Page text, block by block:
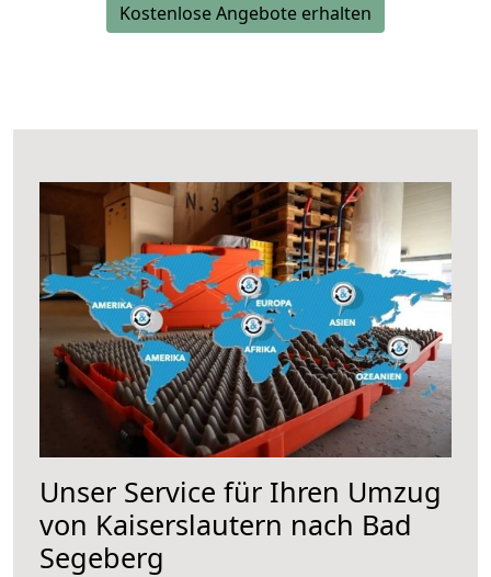
Kostenlose Angebote erhalten
Unser Service für Ihren Umzug
von Kaiserslautern nach Bad
Segeberg